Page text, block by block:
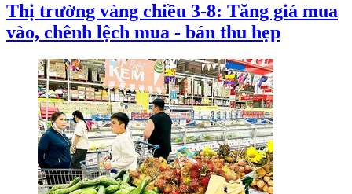
Thị trường vàng chiều 3-8: Tăng giá mua
vào, chênh lệch mua - bán thu hẹp